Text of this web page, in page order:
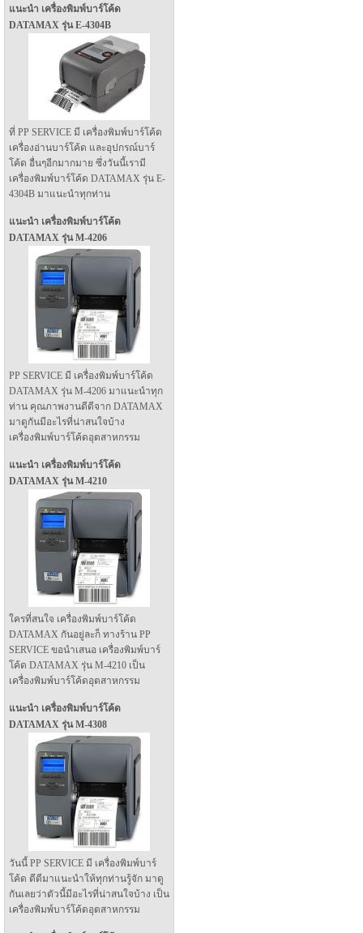
แนะนำ เครื่องพิมพ์บาร์โค้ด
DATAMAX รุ่น E-4304B
ที่ PP SERVICE มี เครื่องพิมพ์บาร์โค้ด
เครื่องอ่านบาร์โค้ด และอุปกรณ์บาร์
โค้ด อื่นๆอีกมากมาย ซึ่งวันนี้เรามี
เครื่องพิมพ์บาร์โค้ด DATAMAX รุ่น E-
4304B มาแนะนำทุกท่าน
แนะนำ เครื่องพิมพ์บาร์โค้ด
DATAMAX รุ่น M-4206
PP SERVICE มี เครื่องพิมพ์บาร์โค้ด
DATAMAX รุ่น M-4206 มาแนะนำทุก
ท่าน คุณภาพงานดีดีจาก DATAMAX
มาดูกันมีอะไรที่น่าสนใจบ้าง
เครื่องพิมพ์บาร์โค้ดอุตสาหกรรม
แนะนำ เครื่องพิมพ์บาร์โค้ด
DATAMAX รุ่น M-4210
ใครที่สนใจ เครื่องพิมพ์บาร์โค้ด
DATAMAX กันอยู่ละก็ ทางร้าน PP
SERVICE ขอนำเสนอ เครื่องพิมพ์บาร์
โค้ด DATAMAX รุ่น M-4210 เป็น
เครื่องพิมพ์บาร์โค้ดอุตสาหกรรม
แนะนำ เครื่องพิมพ์บาร์โค้ด
DATAMAX รุ่น M-4308
วันนี้ PP SERVICE มี เครื่องพิมพ์บาร์
โค้ด ดีดีมาแนะนำให้ทุกท่านรู้จัก มาดู
กันเลยว่าตัวนี้มีอะไรที่น่าสนใจบ้าง เป็น
เครื่องพิมพ์บาร์โค้ดอุตสาหกรรม